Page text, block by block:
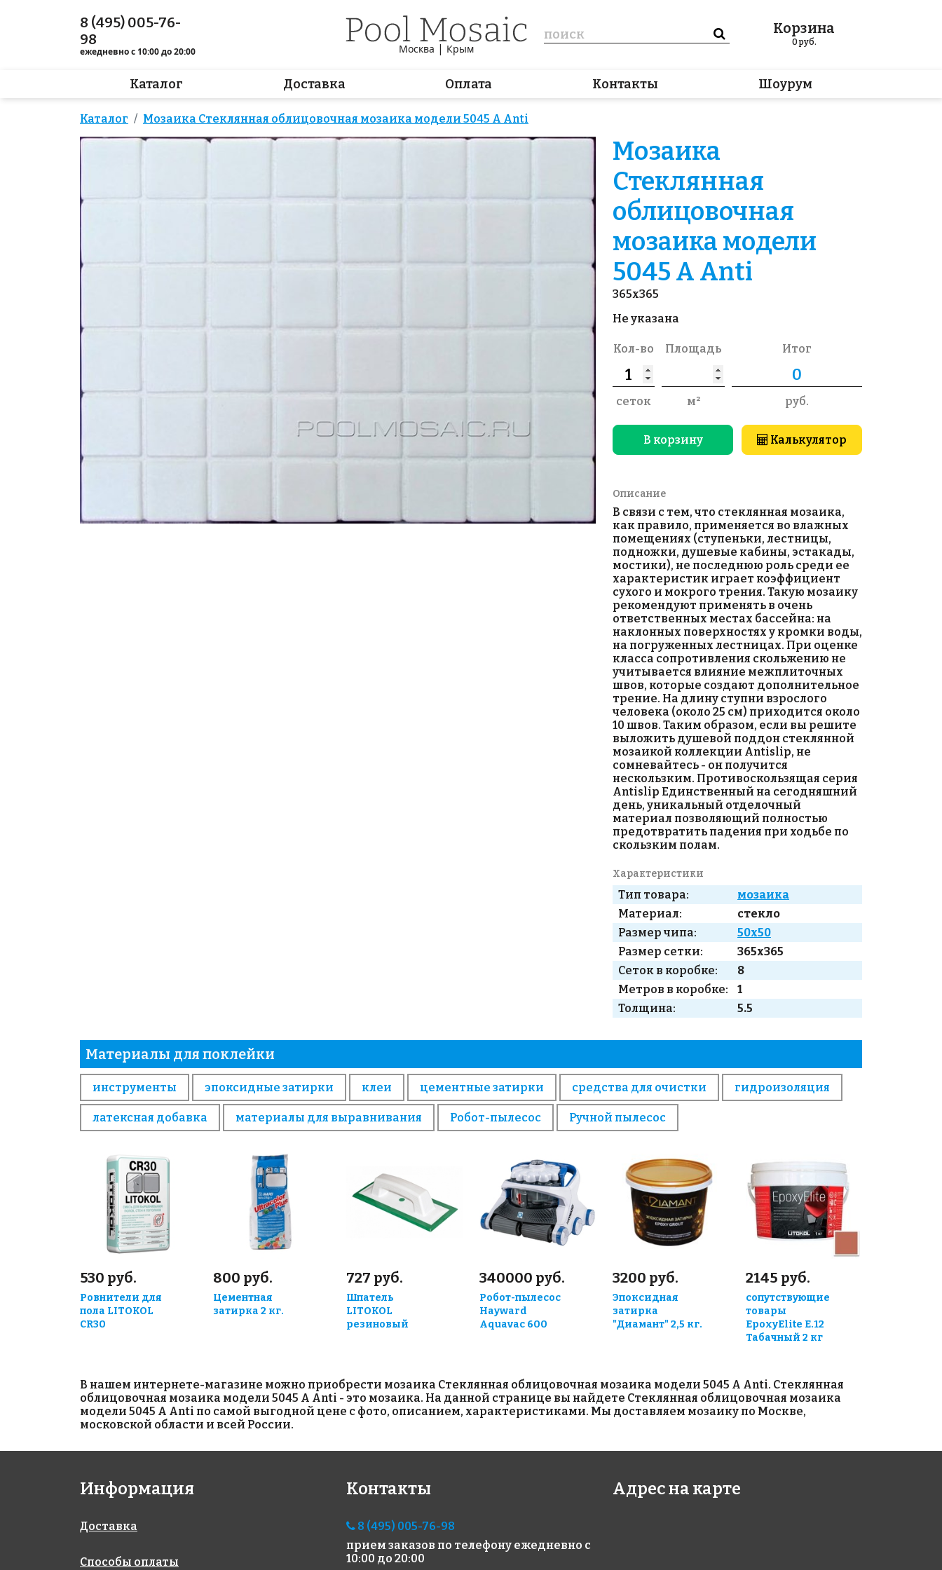
8 (495) 005-76-
98
ежедневно с 10:00 до 20:00 Москва | Крым
Корзина
0руб.
Каталог Доставка Оплата Контакты Шоурум
Каталог Мозаика Стеклянная облицовочная мозаика модели 5045 A Anti
Мозаика
Стеклянная
облицовочная
мозаика модели
5045 A Anti
365x365
Не указана
Кол-во
сеток
Площадь
м²
Итог
руб.
В корзину Калькулятор
Описание
В связи с тем, что стеклянная мозаика,
как правило, применяется во влажных
помещениях (ступеньки, лестницы,
подножки, душевые кабины, эстакады,
мостики), не последнюю роль среди ее
характеристик играет коэффициент
сухого и мокрого трения. Такую мозаику
рекомендуют применять в очень
ответственных местах бассейна: на
наклонных поверхностях у кромки воды,
на погруженных лестницах. При оценке
класса сопротивления скольжению не
учитывается влияние межплиточных
швов, которые создают дополнительное
трение. На длину ступни взрослого
человека (около 25 см) приходится около
10 швов. Таким образом, если вы решите
выложить душевой поддон стеклянной
мозаикой коллекции Antislip, не
сомневайтесь - он получится
нескользким. Противоскользящая серия
Antislip Единственный на сегодняшний
день, уникальный отделочный
материал позволяющий полностью
предотвратить падения при ходьбе по
скользким полам.
Характеристики
Тип товара:
мозаика
Материал:
стекло
Размер чипа:
50x50
Размер сетки:
365x365
Сеток в коробке:
8
Метров в коробке:
1
Толщина:
5.5
Материалы для поклейки
инструменты эпоксидные затирки клеи цементные затирки средства для очистки гидроизоляция
латексная добавка материалы для выравнивания Робот-пылесос Ручной пылесос
530 руб.
Ровнители для
пола LITOKOL
CR30
800 руб.
Цементная
затирка 2 кг.
727 руб.
Шпатель
LITOKOL
резиновый
340000 руб.
Робот-пылесос
Hayward
Aquavac 600
3200 руб.
Эпоксидная
затирка
"Диамант" 2,5 кг.
2145 руб.
сопутствующие
товары
EpoxyElite E.12
Табачный 2 кг
В нашем интернете-магазине можно приобрести мозаика Стеклянная облицовочная мозаика модели 5045 A Anti. Стеклянная
облицовочная мозаика модели 5045 A Anti - это мозаика. На данной странице вы найдете Стеклянная облицовочная мозаика
модели 5045 A Anti по самой выгодной цене с фото, описанием, характеристиками. Мы доставляем мозаику по Москве,
московской области и всей России.
Информация
Доставка
Способы оплаты
Контакты
8 (495) 005-76-98
прием заказов по телефону ежедневно с
10:00 до 20:00
Адрес на карте